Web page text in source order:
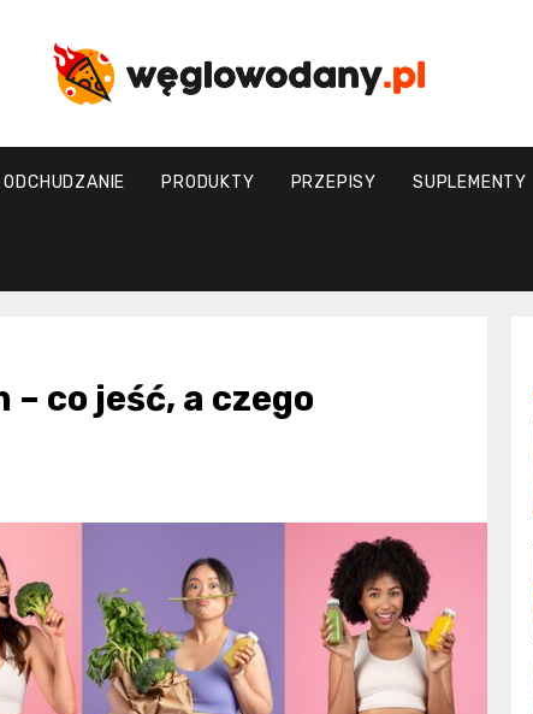
weglowodany.pl
ODCHUDZANIE PRODUKTY PRZEPISY SUPLEMENTY
co jeść, a czego